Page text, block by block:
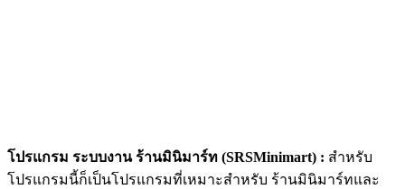
โปรแกรม ระบบงาน ร้านมินิมาร์ท (SRSMinimart) : สำหรับ
โปรแกรมนี้ก็เป็นโปรแกรมที่เหมาะสำหรับ ร้านมินิมาร์ทและ